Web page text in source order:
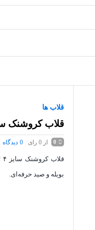
قلاب ها
قلاب کروشنک
0 از 0 رای 0 دیدگاه
بویله و صید حرفه‌ای.